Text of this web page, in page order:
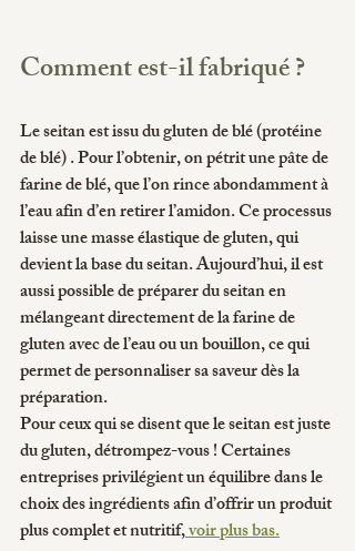
Comment est-il fabriqué ?
Le seitan est issu du gluten de blé (protéine
de blé) . Pour l’obtenir, on pétrit une pâte de
farine de blé, que l’on rince abondamment à
l’eau afin d’en retirer l’amidon. Ce processus
laisse une masse élastique de gluten, qui
devient la base du seitan. Aujourd’hui, il est
aussi possible de préparer du seitan en
mélangeant directement de la farine de
gluten avec de l’eau ou un bouillon, ce qui
permet de personnaliser sa saveur dès la
préparation.
Pour ceux qui se disent que le seitan est juste
du gluten, détrompez-vous ! Certaines
entreprises privilégient un équilibre dans le
choix des ingrédients afin d’offrir un produit
plus complet et nutritif, voir plus bas.